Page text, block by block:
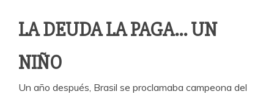
LA DEUDA LA PAGA… UN
NIÑO
Un año después, Brasil se proclamaba campeona del